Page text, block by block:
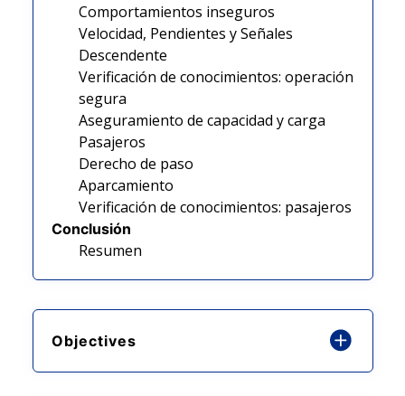
Comportamientos inseguros
Velocidad, Pendientes y Señales
Descendente
Verificación de conocimientos: operación
segura
Aseguramiento de capacidad y carga
Pasajeros
Derecho de paso
Aparcamiento
Verificación de conocimientos: pasajeros
Conclusión
Resumen
Objectives